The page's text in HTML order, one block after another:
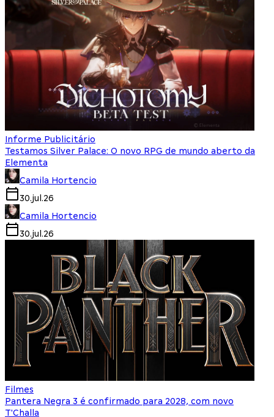
Informe Publicitário
Testamos Silver Palace: O novo RPG de mundo aberto da
Elementa
Camila Hortencio
30.jul.26
Camila Hortencio
30.jul.26
Filmes
Pantera Negra 3 é confirmado para 2028, com novo
T'Challa